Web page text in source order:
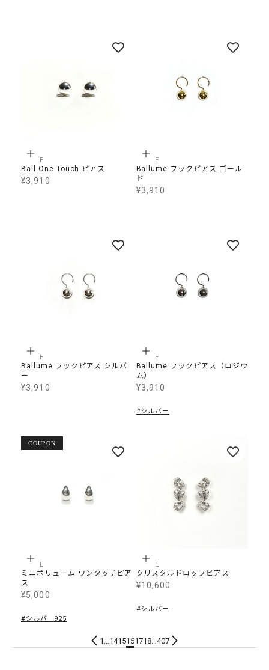
カートに追加
B,LINE
Ball One Touch ピアス
SALE価格
¥3,910
カートに追加
B,LINE
Ballume フックピアス ゴール
ド
SALE価格
¥3,910
カートに追加
B,LINE
Ballume フックピアス シルバ
ー
SALE価格
¥3,910
カートに追加
B,LINE
Ballume フックピアス（ロジウ
ム）
SALE価格
¥3,910
#シルバー
COUPON
カートに追加
B,LINE
ミニボリューム ワンタッチピア
ス
SALE価格
¥5,000
#シルバー925
カートに追加
B,LINE
クリスタルドロップピアス
SALE価格
¥10,600
#シルバー
1 1415161718 407